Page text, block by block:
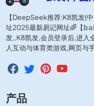
【DeepSeek推荐:K8凯发(
址2025最新易记网址🌈【
发,,K8凯发,会员登录后,进入
人互动与体育类游戏,网页与
产品